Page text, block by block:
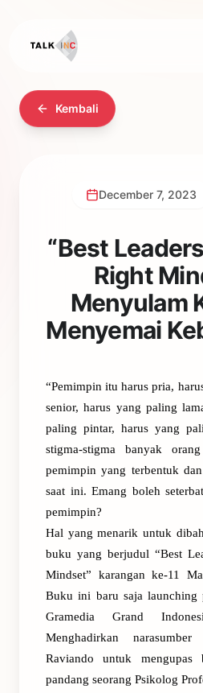
Kembali
December 7, 2023
“Best
Right
Menyulam
Menyemai
“Pemimpin itu harus pria,
senior, harus yang paling
paling pintar, harus yang
stigma-stigma banyak
pemimpin yang terbentuk
saat ini. Emang boleh
pemimpin?
Hal yang menarik untuk
buku yang berjudul “Best
Mindset” karangan ke-11
Buku ini baru saja launching
Gramedia Grand
Menghadirkan
Raviando untuk
pandang seorang Psikolog